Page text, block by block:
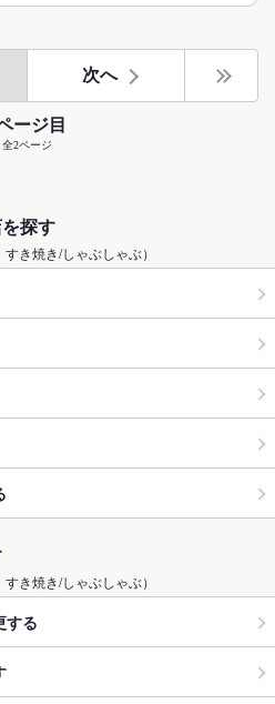
次へ
ージ目
全2ページ
探す
き焼き/しゃぶしゃぶ）
き焼き/しゃぶしゃぶ）
する